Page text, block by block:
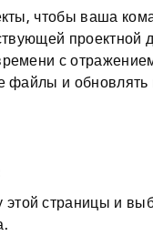
чтобы ваша
проектной
с
файлы и обновлять
страницы и